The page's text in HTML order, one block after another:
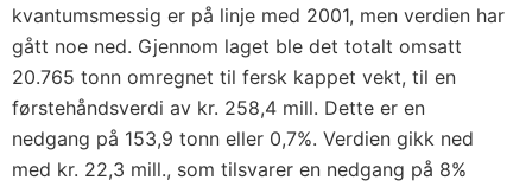
kvantumsmessig er på linje med 2001, men verdien har
gått noe ned. Gjennom laget ble det totalt omsatt
20.765 tonn omregnet til fersk kappet vekt, til en
førstehåndsverdi av kr. 258,4 mill. Dette er en
nedgang på 153,9 tonn eller 0,7%. Verdien gikk ned
med kr. 22,3 mill., som tilsvarer en nedgang på 8%